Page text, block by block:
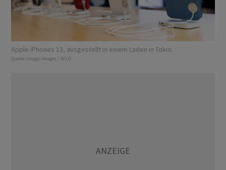
Apple iPhones 13, ausgestellt in einem Laden in Tokio.
Quelle: imago images / AFLO